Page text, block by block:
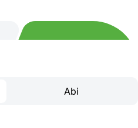
Abi